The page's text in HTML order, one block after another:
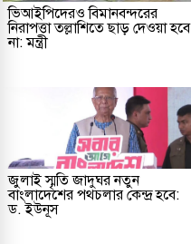
ভিআইপিদেরও বিমানবন্দরের
নিরাপত্তা তল্লাশিতে ছাড় দেওয়া হবে
না: মন্ত্রী
জুলাই স্মৃতি জাদুঘর নতুন
বাংলাদেশের পথচলার কেন্দ্র হবে:
ড. ইউনূস